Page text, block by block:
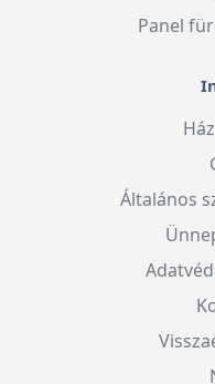
Panel
Általános